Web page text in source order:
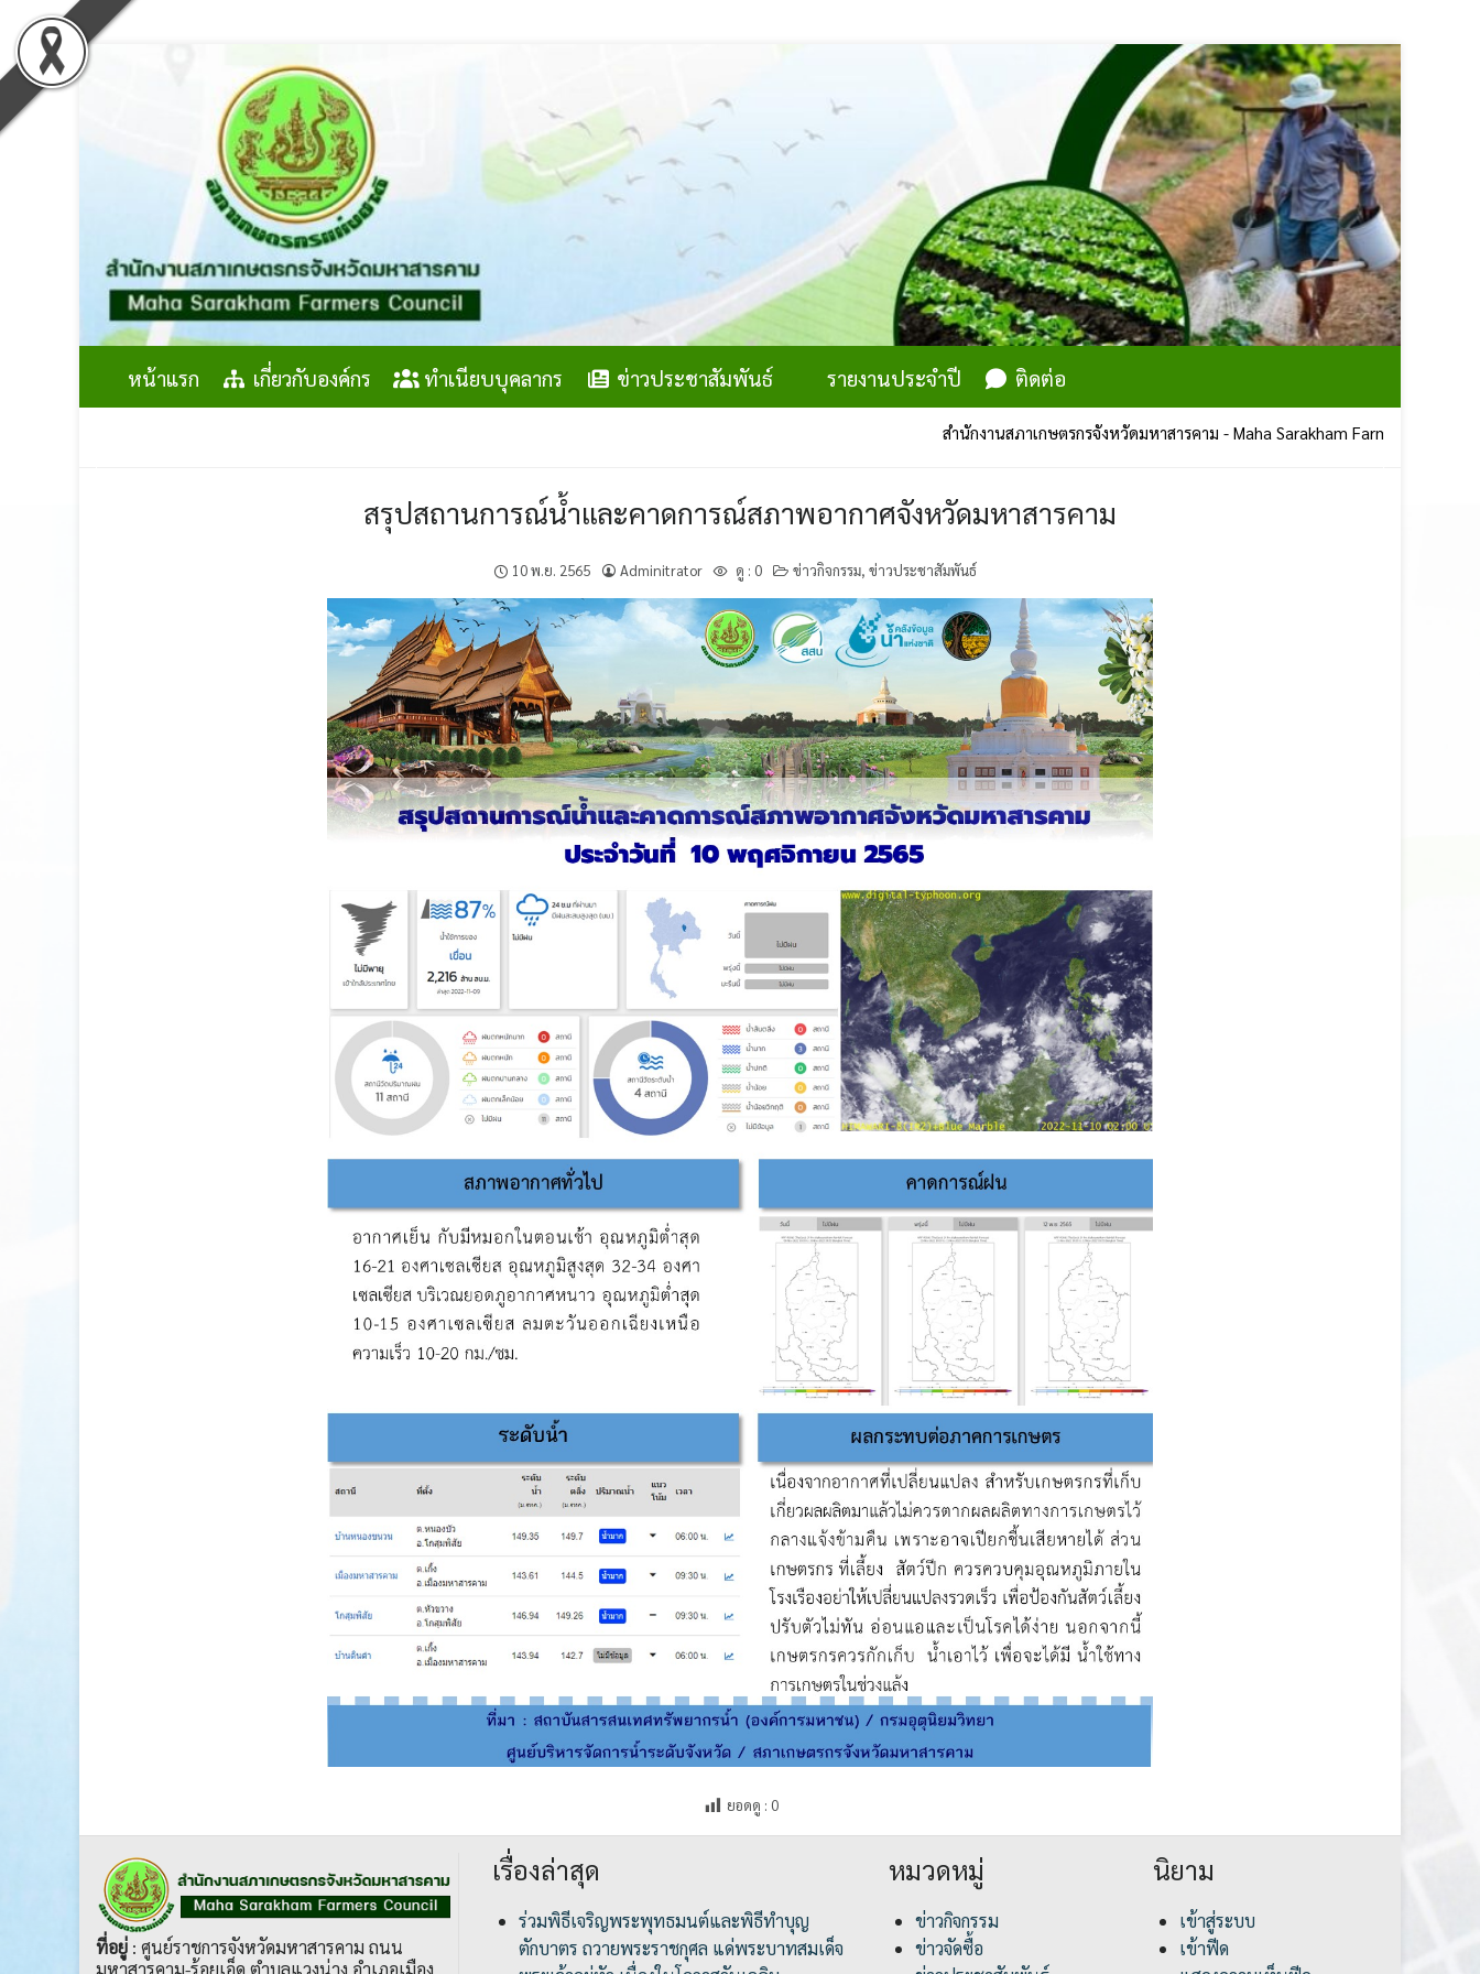
Skip
to
content
หน้าแรก เกี่ยวกับองค์กร ทำเนียบบุคลากร ข่าวประชาสัมพันธ์ รายงานประจำปี ติดต่อ
สำนักงานสภาเกษตรกรจังหวัดมหาสารคาม - Maha Sarakham Farmers Council | ศูนย์
สรุปสถานการณ์น้ำและคาดการณ์สภาพอากาศจังหวัดมหาสารคาม
10 พ.ย. 2565 Adminitrator ดู : 0 ข่าวกิจกรรม, ข่าวประชาสัมพันธ์
ยอดดู : 0
ที่อยู่ : ศูนย์ราชการจังหวัดมหาสารคาม ถนน
มหาสารคาม-ร้อยเอ็ด ตำบลแวงน่าง อำเภอเมือง
เรื่องล่าสุด
ร่วมพิธีเจริญพระพุทธมนต์และพิธีทำบุญ
ตักบาตร ถวายพระราชกุศล แด่พระบาทสมเด็จ
หมวดหมู่
ข่าวกิจกรรม
ข่าวจัดซื้อ
นิยาม
เข้าสู่ระบบ
เข้าฟีด